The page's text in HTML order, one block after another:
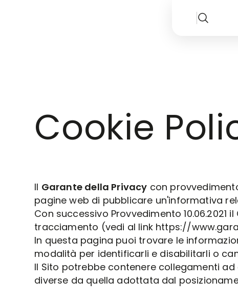
Cookie
Il Garante della Privacy con
pagine web di pubblicare un'informativa
Con successivo Provvedimento
tracciamento (vedi al link https://
In questa pagina puoi trovare le
modalità per identificarli e disabilitarli o
Il Sito potrebbe contenere collegamenti
diverse da quella adottata dal